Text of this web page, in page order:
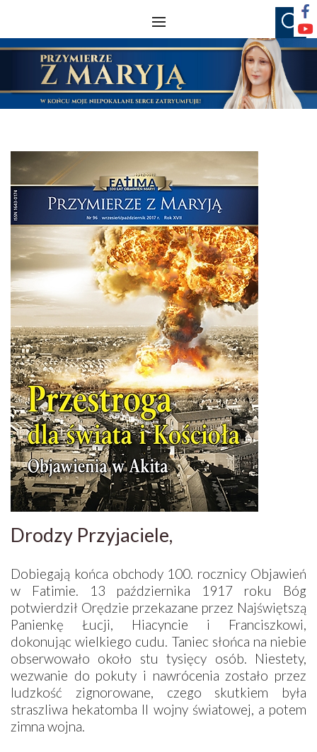
Drodzy Przyjaciele,
Dobiegają końca obchody 100. rocznicy Objawień
w Fatimie. 13 października 1917 roku Bóg
potwierdził Orędzie przekazane przez Najświętszą
Panienkę Łucji, Hiacyncie i Franciszkowi,
dokonując wielkiego cudu. Taniec słońca na niebie
obserwowało około stu tysięcy osób. Niestety,
wezwanie do pokuty i nawrócenia zostało przez
ludzkość zignorowane, czego skutkiem była
straszliwa hekatomba II wojny światowej, a potem
zimna wojna.